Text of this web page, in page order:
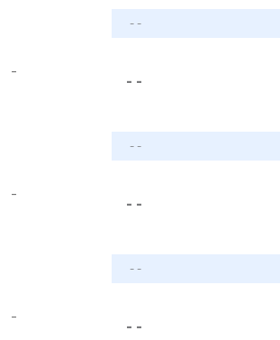
- -
-
- -
- -
-
- -
- -
-
- -